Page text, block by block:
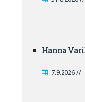
Hanna
7.9.2026 //